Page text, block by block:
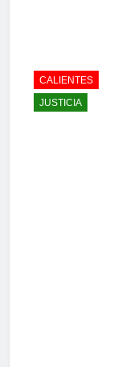
CALIENTES
JUSTICIA